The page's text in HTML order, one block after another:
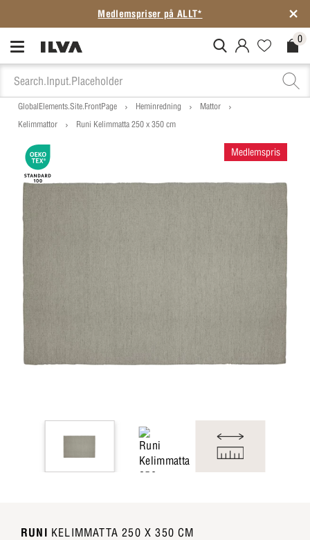
Medlemspriser på ALLT*
MitIlva.Login 0
GlobalElements.Site.FrontPage Heminredning
Mattor
Kelimmattor
Runi Kelimmatta 250 x 350 cm
Medlemspris
RUNI KELIMMATTA 250 X 350 CM